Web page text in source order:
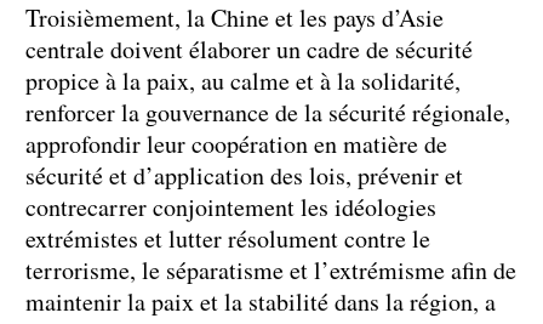
Troisièmement, la Chine et les pays d’Asie
centrale doivent élaborer un cadre de sécurité
propice à la paix, au calme et à la solidarité,
renforcer la gouvernance de la sécurité régionale,
approfondir leur coopération en matière de
sécurité et d’application des lois, prévenir et
contrecarrer conjointement les idéologies
extrémistes et lutter résolument contre le
terrorisme, le séparatisme et l’extrémisme afin de
maintenir la paix et la stabilité dans la région, a